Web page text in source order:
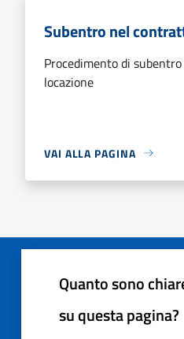
Subentro nel
Procedimento di
locazione
VAI ALLA PAGINA
Quanto sono
su questa pagina?